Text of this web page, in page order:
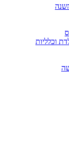
וכלליות